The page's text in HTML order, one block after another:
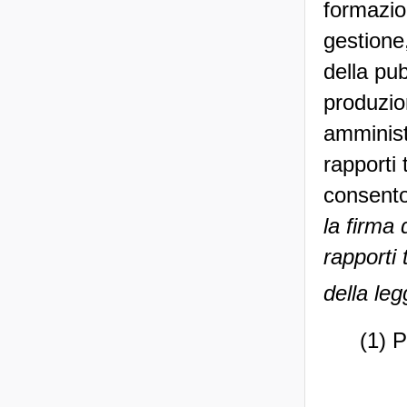
della
rapporti
la firma
rapporti
della
(1)